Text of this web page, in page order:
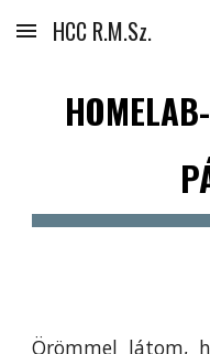
Skip to main content
HCC R.M.Sz.
HOMELAB-
Örömmel látom,